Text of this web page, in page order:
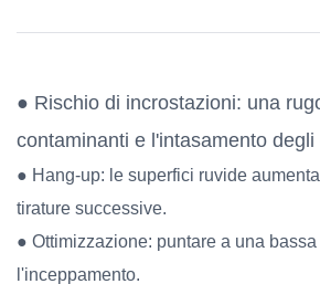
● Rischio di incrostazioni: una
contaminanti e l'intasamento degli
● Hang-up: le superfici ruvide
tirature successive.
● Ottimizzazione: puntare a una
l'inceppamento.